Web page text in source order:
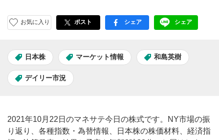
お気に入り ポスト facebook
シェア LINE
シェア
日本株 マーケット情報 和島英樹
デイリー市況
2021年10月22日のマネサテ今日の株式です。NY市場の振
り返り、各種指数・為替情報、日本株の株価材料、経済指